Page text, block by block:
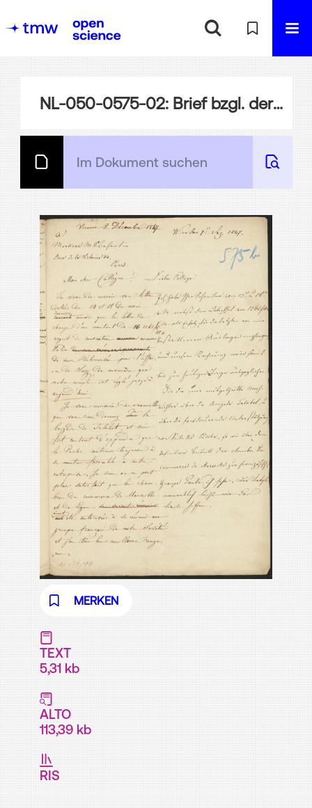
NL-050-0575-02: Brief bzgl. der Expedition der Oberingenieure
MERKEN
TEXT
5,31 kb
ALTO
113,39 kb
RIS